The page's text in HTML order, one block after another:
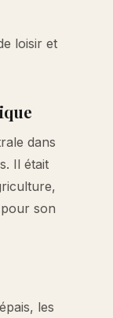
loisir et
dans
Il était
son
les